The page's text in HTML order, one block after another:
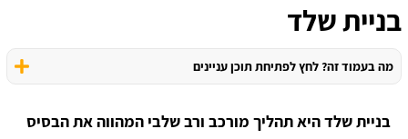
בניית שלד
מה בעמוד זה? לחץ לפתיחת תוכן עניינים
בניית שלד היא תהליך מורכב ורב שלבי המהווה את הבסיס